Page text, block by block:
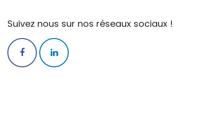
Suivez nous sur nos réseaux sociaux !